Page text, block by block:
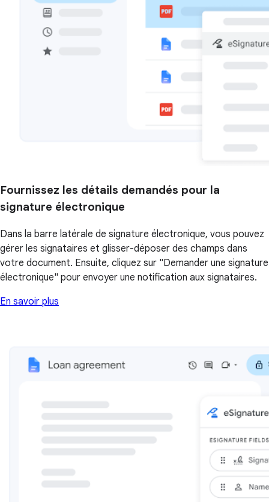
Fournissez les détails demandés pour la
signature électronique
Dans la barre latérale de signature électronique, vous pouvez
gérer les signataires et glisser-déposer des champs dans
votre document. Ensuite, cliquez sur "Demander une signature
électronique" pour envoyer une notification aux signataires.
En savoir plus